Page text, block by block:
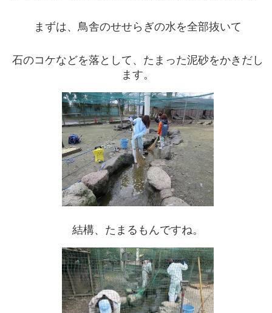
まずは、鳥舎のせせらぎの水を全部抜いて
石のコケなどを落として、たまった泥砂をかきだし
ます。
結構、たまるもんですね。